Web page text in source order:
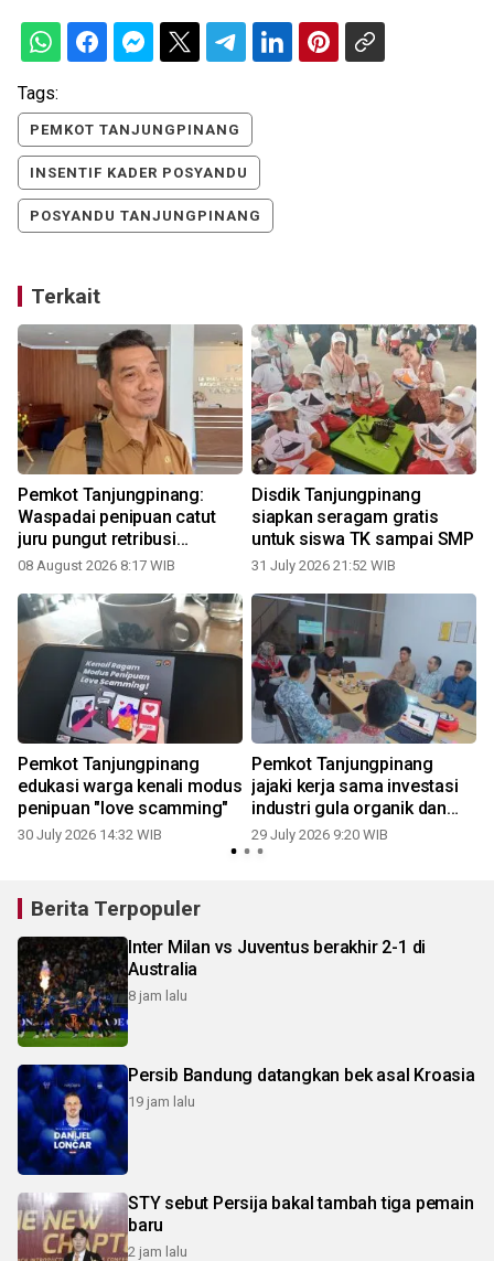
Tags:
PEMKOT TANJUNGPINANG
INSENTIF KADER POSYANDU
POSYANDU TANJUNGPINANG
Terkait
Pemkot Tanjungpinang:
Waspadai penipuan catut
juru pungut retribusi
sampah
08 August 2026 8:17 WIB
Disdik Tanjungpinang
siapkan seragam gratis
untuk siswa TK sampai SMP
31 July 2026 21:52 WIB
Pemkot Tanjungpinang
edukasi warga kenali modus
penipuan "love scamming"
30 July 2026 14:32 WIB
Pemkot Tanjungpinang
jajaki kerja sama investasi
industri gula organik dan
VCO
29 July 2026 9:20 WIB
Berita Terpopuler
Inter Milan vs Juventus berakhir 2-1 di
Australia
8 jam lalu
Persib Bandung datangkan bek asal Kroasia
19 jam lalu
STY sebut Persija bakal tambah tiga pemain
baru
2 jam lalu